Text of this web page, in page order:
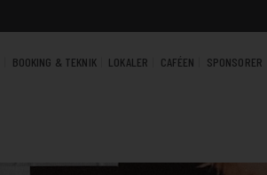
BOOKING & TEKNIK LOKALER CAFÉEN SPONSORER